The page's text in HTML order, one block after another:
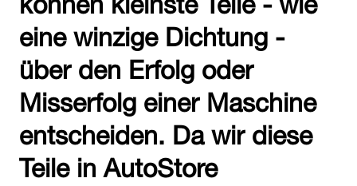
eine winzige Dichtung -
über den Erfolg oder
Misserfolg einer Maschine
entscheiden. Da wir diese
Teile in AutoStore